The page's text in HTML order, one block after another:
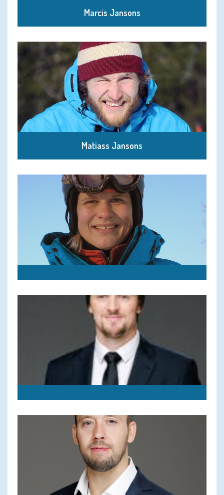
Marcis Jansons
Matiass Jansons